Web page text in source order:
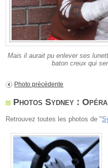
Mais il aurait pu enlever ses
baton creux qui
Photo précédente
Photos Sydney : Opéra
Retrouvez toutes les photos de "